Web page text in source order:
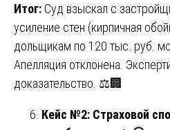
Итог: Суд взыскал с
усиление стен (кирпичная
дольщикам по 120 тыс. руб.
Апелляция отклонена.
доказательство. ⚖️🏢
Кейс №2: Страховой